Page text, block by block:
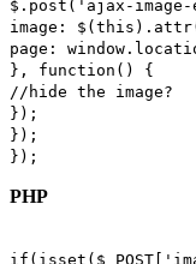
$.post('ajax-
image:
page:
}, function() {
//hide the image?
});
});
});
PHP